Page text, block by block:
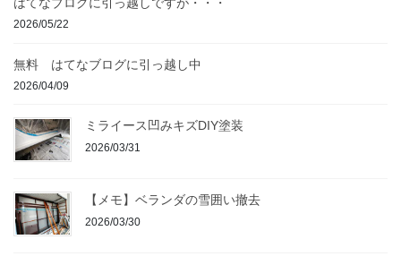
2026/05/22
無料 はてなブログに引っ越し中
2026/04/09
ミライース凹みキズDIY塗装
2026/03/31
【メモ】ベランダの雪囲い撤去
2026/03/30